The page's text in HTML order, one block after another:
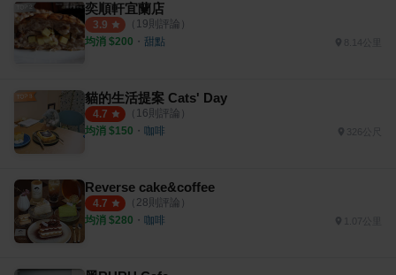
奕順軒宜蘭店
3.9 （ 19則評論）
均消 $200 ・ 甜點 8.14公里
貓的生活提案 Cats' Day
4.7 （ 16則評論）
均消 $150 ・ 咖啡
Reverse cake&coffee
4.7 （ 28則評論）
均消 $280 ・ 咖啡